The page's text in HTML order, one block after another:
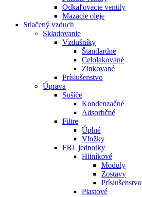
Odkaľovacie ventily
Mazacie oleje
Stlačený vzduch
Skladovanie
Vzdušníky
Štandardné
Celolakované
Zinkované
Príslušenstvo
Úprava
Sušiče
Kondenzačné
Adsorbčné
Filtre
Úplné
Vložky
FRL jednotky
Hliníkové
Moduly
Zostavy
Príslušenstvo
Plastové